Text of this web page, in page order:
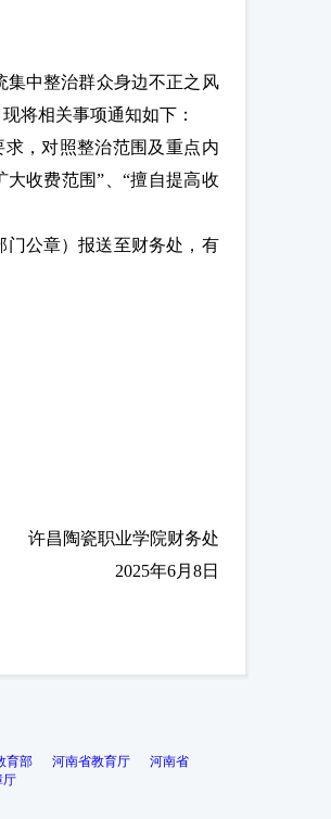
集中整治群众身边不正之风
将相关事项通知如下：
，对照整治范围及重点内
大收费范围”、“擅自提高收
门公章）报送至财务处，有
许昌陶瓷职业学院财务处
2025年6月8日
育部 河南省教育厅
河南省
厅